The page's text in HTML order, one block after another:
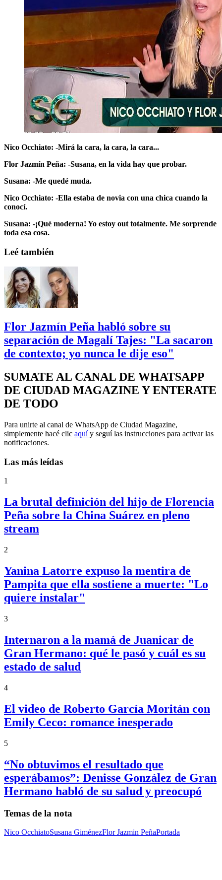
Nico Occhiato: -Mirá la cara, la cara, la cara...
Flor Jazmín Peña: -Susana, en la vida hay que probar.
Susana: -Me quedé muda.
Nico Occhiato: -Ella estaba de novia con una chica cuando la
conocí.
Susana: -¡Qué moderna! Yo estoy out totalmente. Me sorprende
toda esa cosa.
Leé también
Flor Jazmín Peña habló sobre su
separación de Magalí Tajes: "La sacaron
de contexto; yo nunca le dije eso"
SUMATE AL CANAL DE WHATSAPP
DE CIUDAD MAGAZINE Y ENTERATE
DE TODO
Para unirte al canal de WhatsApp de Ciudad Magazine,
simplemente hacé clic aquíy seguí las instrucciones para activar las
notificaciones.
Las más leídas
1
La brutal definición del hijo de Florencia
Peña sobre la China Suárez en pleno
stream
2
Yanina Latorre expuso la mentira de
Pampita que ella sostiene a muerte: "Lo
quiere instalar"
3
Internaron a la mamá de Juanicar de
Gran Hermano: qué le pasó y cuál es su
estado de salud
4
El video de Roberto García Moritán con
Emily Ceco: romance inesperado
5
“No obtuvimos el resultado que
esperábamos”: Denisse González de Gran
Hermano habló de su salud y preocupó
Temas de la nota
Nico OcchiatoSusana GiménezFlor Jazmin PeñaPortada